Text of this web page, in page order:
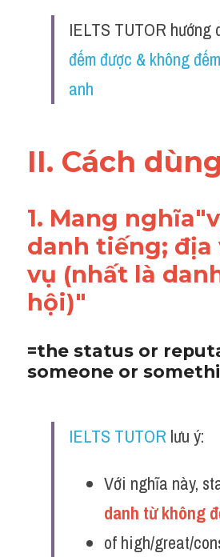
Verb
Cấu trúc câu
Đề thi thật Task 1
Adv
Cách dùng từ
Từ vựng theo tiền tố
Ngân hàng đề thi máy
Report đề thi thật IELTS
IELTS Advice
Đề thi thật Task 2
IELTS TUTOR hướng
đếm được & không
anh
II. Cách
1. Mang
danh tiếng; địa
vụ (nhất là
hội)"
=the status or
someone or
IELTS TUTOR lưu ý:
danh từ không
of high/great/